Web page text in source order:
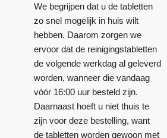
We begrijpen dat u de tabletten
zo snel mogelijk in huis wilt
hebben. Daarom zorgen we
ervoor dat de reinigingstabletten
de volgende werkdag al geleverd
worden, wanneer die vandaag
vóór 16:00 uur besteld zijn.
Daarnaast hoeft u niet thuis te
zijn voor deze bestelling, want
de tabletten worden gewoon met